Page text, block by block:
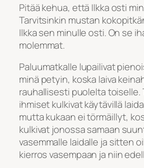
Pitää kehua, että Ilkka osti
Tarvitsinkin mustan
Ilkka sen minulle osti. On se
molemmat.
Paluumatkalle lupailivat
minä petyin, koska laiva
rauhallisesti puolelta toiselle.
ihmiset kulkivat käytävillä
mutta kukaan ei törmäillyt,
kulkivat jonossa samaan
vasemmalle laidalle ja sitten
kierros vasempaan ja niin